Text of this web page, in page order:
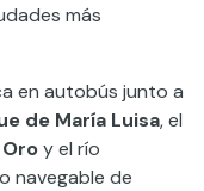
más
en autobús junto a
de María Luisa, el
y el río
navegable de